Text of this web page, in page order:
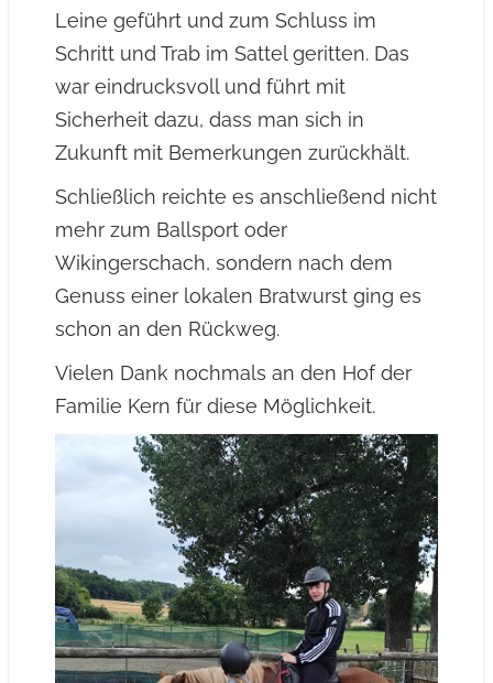
Leine geführt und zum Schluss im
Schritt und Trab im Sattel geritten. Das
war eindrucksvoll und führt mit
Sicherheit dazu, dass man sich in
Zukunft mit Bemerkungen zurückhält.
Schließlich reichte es anschließend nicht
mehr zum Ballsport oder
Wikingerschach, sondern nach dem
Genuss einer lokalen Bratwurst ging es
schon an den Rückweg.
Vielen Dank nochmals an den Hof der
Familie Kern für diese Möglichkeit.